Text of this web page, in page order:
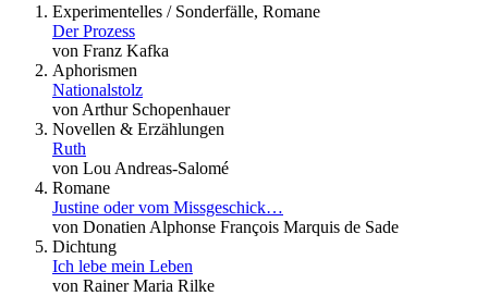
Experimentelles / Sonderfälle, Romane
Der Prozess
von Franz Kafka
Aphorismen
Nationalstolz
von Arthur Schopenhauer
Novellen & Erzählungen
Ruth
von Lou Andreas-Salomé
Romane
Justine oder vom Missgeschick…
von Donatien Alphonse François Marquis de Sade
Dichtung
Ich lebe mein Leben
von Rainer Maria Rilke